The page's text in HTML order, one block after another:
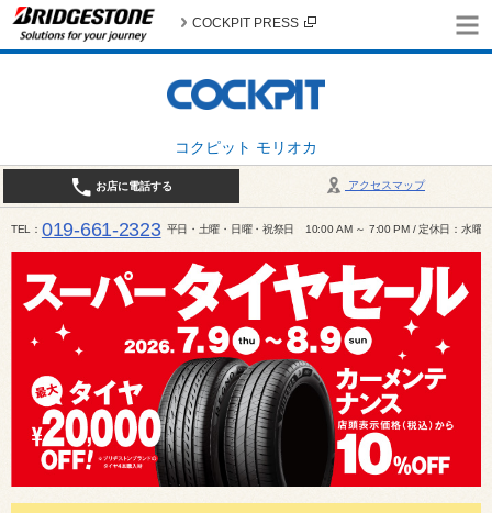
コクピット モリオカ
COCKPIT PRESS
アクセスマップ
お店に電話する
TEL 019-661-2323 平日・土曜・日曜・祝祭日 10:00 AM ～ 7:00 PM / 定休日：水曜